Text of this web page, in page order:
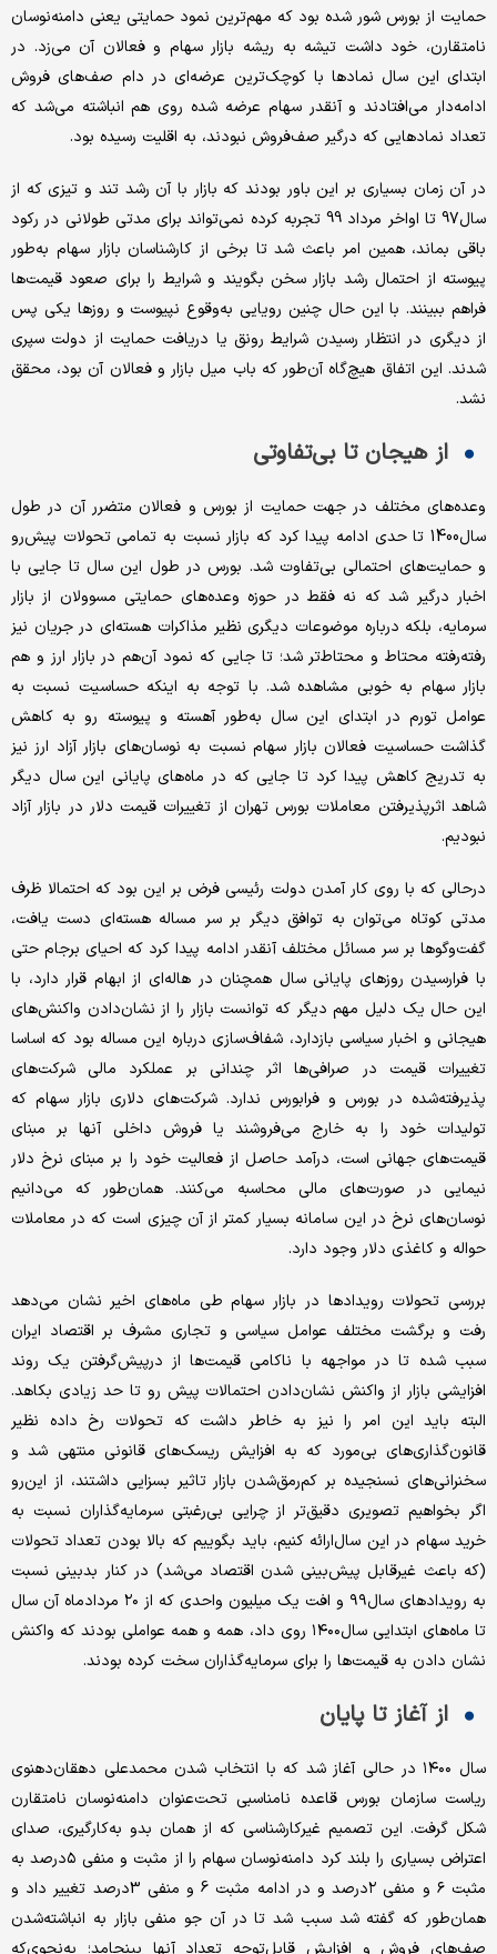
حمایت از بورس شور شده بود که مهم‌ترین نمود حمایتی یعنی دامنه‌نوسان
نامتقارن، خود داشت تیشه به ریشه بازار سهام و فعالان آن می‌‌‌‌‌‌‌زد. در
ابتدای این سال ‌نمادها با کوچک‌ترین عرضه‌‌‌‌‌‌ای در دام صف‌‌‌‌‌‌های فروش
ادامه‌‌‌‌‌‌دار می‌‌‌‌‌‌افتادند و آنقدر سهام عرضه شده روی هم انباشته می‌‌‌‌‌‌شد که
تعداد نمادهایی که درگیر صف‌فروش نبودند، به اقلیت رسیده بود.
در آن زمان بسیاری بر این باور بودند که بازار با آن رشد تند و تیزی که از
سال‌97 تا اواخر مرداد 99 تجربه کرده نمی‌‌‌‌‌‌تواند برای مدتی طولانی در رکود
باقی بماند، همین امر باعث شد تا برخی از کارشناسان بازار سهام به‌‌‌‌‌‌طور
پیوسته از احتمال رشد بازار سخن بگویند و شرایط را برای صعود قیمت‌‌‌‌‌‌ها
فراهم ببینند. با این حال چنین رویایی به‌وقوع نپیوست و روزها یکی پس
از دیگری در انتظار رسیدن شرایط رونق یا دریافت حمایت از دولت سپری
شدند. این اتفاق هیچ‌‌‌‌‌‌گاه آن‌‌‌‌‌‌طور که باب میل بازار و فعالان آن بود، محقق
نشد.
از هیجان تا بی‌‌‌‌‌‌تفاوتی
وعده‌‌‌‌‌‌های مختلف در جهت حمایت از بورس و فعالان متضرر آن در طول
سال‌1400 تا حدی ادامه پیدا کرد که بازار نسبت به تمامی تحولات پیش‌رو
و حمایت‌‌‌‌‌‌های احتمالی بی‌‌‌‌‌‌تفاوت شد. بورس در طول این سال‌ تا جایی با
اخبار درگیر شد که نه فقط در حوزه وعده‌‌‌‌‌‌های حمایتی مسوولان از بازار
سرمایه، بلکه درباره موضوعات دیگری نظیر مذاکرات هسته‌‌‌‌‌‌ای در جریان نیز
رفته‌رفته محتاط و محتاط‌‌‌‌‌‌تر شد؛ تا جایی که نمود آن‌هم در بازار ارز و هم
بازار سهام به خوبی مشاهده شد. با توجه به اینکه حساسیت نسبت به
عوامل تورم در ابتدای این سال ‌به‌‌‌‌‌‌طور آهسته و پیوسته رو به کاهش
گذاشت حساسیت فعالان بازار سهام نسبت به نوسان‌‌‌‌‌‌های بازار آزاد ارز نیز
به تدریج کاهش پیدا کرد تا جایی که در ‌ماه‌های پایانی این سال‌ دیگر
شاهد اثرپذیرفتن معاملات بورس تهران از تغییرات قیمت دلار در بازار آزاد
نبودیم.
درحالی که با روی کار آمدن دولت رئیسی فرض بر این بود که احتمالا ظرف
مدتی کوتاه می‌‌‌‌‌‌توان به توافق دیگر بر سر مساله هسته‌‌‌‌‌‌‌ای دست یافت،
گفت‌‌‌‌‌‌وگوها بر سر مسائل مختلف آنقدر ادامه پیدا کرد که احیای برجام حتی
با فرارسیدن روزهای پایانی سال ‌همچنان در هاله‌‌‌‌‌‌‌ای از ابهام قرار دارد، با
این حال یک دلیل مهم دیگر که توانست بازار را از نشان‌دادن واکنش‌‌‌‌‌‌های
هیجانی و اخبار سیاسی بازدارد، شفاف‌‌‌‌‌‌سازی درباره این مساله بود که اساسا
تغییرات قیمت در صرافی‌‌‌‌‌‌ها اثر چندانی بر عملکرد مالی شرکت‌های
پذیرفته‌شده در بورس و فرابورس ندارد. شرکت‌های دلاری بازار سهام که
تولیدات خود را به خارج می‌‌‌‌‌‌فروشند یا فروش داخلی آنها بر مبنای
قیمت‌‌‌‌‌‌های جهانی است، درآمد حاصل از فعالیت خود را بر مبنای نرخ دلار
نیمایی در صورت‌‌‌‌‌‌های مالی محاسبه می‌‌‌‌‌‌کنند. همان‌طور که می‌‌‌‌‌‌دانیم
نوسان‌‌‌‌‌‌های نرخ در این سامانه بسیار کمتر از آن چیزی است که در معاملات
حواله و کاغذی دلار وجود دارد.
بررسی تحولات رویدادها در بازار سهام طی ‌ماه‌های اخیر نشان می‌‌‌‌‌‌دهد
رفت و برگشت مختلف عوامل سیاسی و تجاری مشرف بر اقتصاد ایران
سبب شده تا در مواجهه با ناکامی قیمت‌‌‌‌‌‌‌ها از درپیش‌گرفتن یک روند
افزایشی بازار از واکنش نشان‌دادن احتمالات پیش رو تا حد زیادی بکاهد.
البته باید این امر را نیز به خاطر داشت که تحولات رخ داده نظیر
قانون‌گذاری‌‌‌‌‌‌های بی‌‌‌‌‌‌مورد که به افزایش ریسک‌‌‌‌‌‌‌های قانونی منتهی شد و
سخنرانی‌‌‌‌‌‌‌های نسنجیده بر کم‌‌‌‌‌‌رمق‌شدن بازار تاثیر بسزایی داشتند، از این‌رو
اگر بخواهیم تصویری دقیق‌‌‌‌‌‌‌تر از چرایی بی‌‌‌‌‌‌رغبتی سرمایه‌‌‌‌‌‌‌گذاران نسبت به
خرید سهام در این سال‌ارائه کنیم، باید بگوییم که بالا بودن تعداد تحولات
(که باعث غیرقابل پیش‌‌‌‌‌‌‌بینی شدن اقتصاد می‌‌‌‌‌‌شد) در کنار بدبینی نسبت
به رویدادهای سال‌۹۹ و افت یک میلیون واحدی که از ۲۰ مرداد‌ماه آن سال‌
تا‌ ماه‌های ابتدایی سال‌۱۴۰۰ روی داد، همه و همه عواملی بودند که واکنش
نشان دادن به قیمت‌‌‌‌‌‌ها را برای سرمایه‌‌‌‌‌‌‌گذاران سخت کرده بودند.
از آغاز تا پایان
سال ۱۴۰۰ در حالی آغاز شد که با انتخاب شدن محمد‌‌‌‌‌‌علی دهقان‌‌‌‌‌‌دهنوی
ریاست سازمان بورس قاعده نامناسبی تحت‌عنوان دامنه‌نوسان نامتقارن
شکل گرفت. این تصمیم غیرکارشناسی که از همان بدو به‌‌‌‌‌‌‌کارگیری، صدای
اعتراض بسیاری را بلند کرد دامنه‌نوسان سهام را از مثبت و منفی ۵‌درصد به
مثبت ۶ و منفی ۲‌درصد و در ادامه مثبت 6 و منفی 3‌درصد تغییر داد و
همان‌طور که گفته شد سبب شد تا در آن جو منفی بازار به انباشته‌شدن
صف‌‌‌‌‌‌های فروش و افزایش قابل‌توجه تعداد آنها بینجامد؛ به‌نحوی‌که